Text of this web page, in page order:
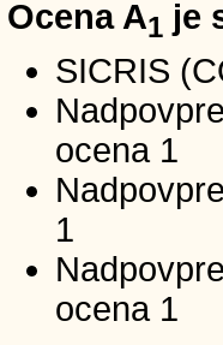
Ocena A1 je
SICRIS
ocena 1
1
ocena 1